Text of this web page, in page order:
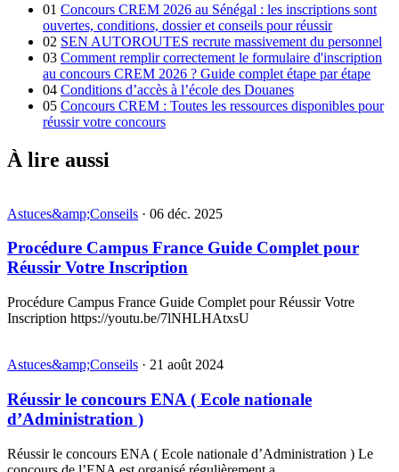
01 Concours CREM 2026 au Sénégal : les inscriptions sont
ouvertes, conditions, dossier et conseils pour réussir
02 SEN AUTOROUTES recrute massivement du personnel
03 Comment remplir correctement le formulaire d'inscription
au concours CREM 2026 ? Guide complet étape par étape
04 Conditions d’accès à l’école des Douanes
05 Concours CREM : Toutes les ressources disponibles pour
réussir votre concours
À lire aussi